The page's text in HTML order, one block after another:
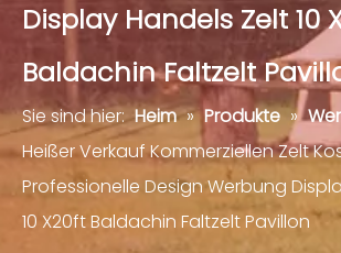
Display Handels Zelt 10
Baldachin Faltzelt
Sie sind hier: Heim » Produkte »
Heißer Verkauf Kommerziellen Zelt
Professionelle Design Werbung
10 X20ft Baldachin Faltzelt Pavillon